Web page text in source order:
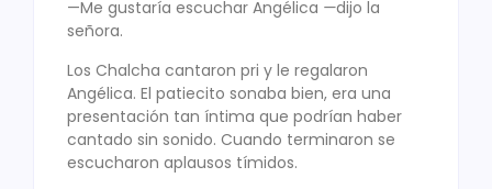
—Me gustaría escuchar Angélica —dijo la
señora.
Los Chalcha cantaron pri y le regalaron
Angélica. El patiecito sonaba bien, era una
presentación tan íntima que podrían haber
cantado sin sonido. Cuando terminaron se
escucharon aplausos tímidos.